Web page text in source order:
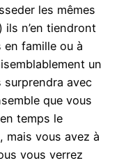
les mêmes
n’en tiendront
famille ou à
un
avec
que vous
temps le
mais vous avez à
vous verrez